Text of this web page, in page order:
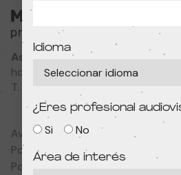
Associació Cultural MODIband
hola@primerfestivaldecine.com
T. 933 023 553
Aviso legal
Política de privacidad
Política de cookies
Idioma
¿Eres profesional
Si No
Área de interés